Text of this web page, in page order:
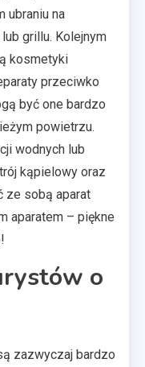
ubraniu na
grillu. Kolejnym
kosmetyki
przeciwko
być one bardzo
powietrzu.
wodnych lub
kąpielowy oraz
ze sobą aparat
aparatem – piękne
o
zazwyczaj bardzo